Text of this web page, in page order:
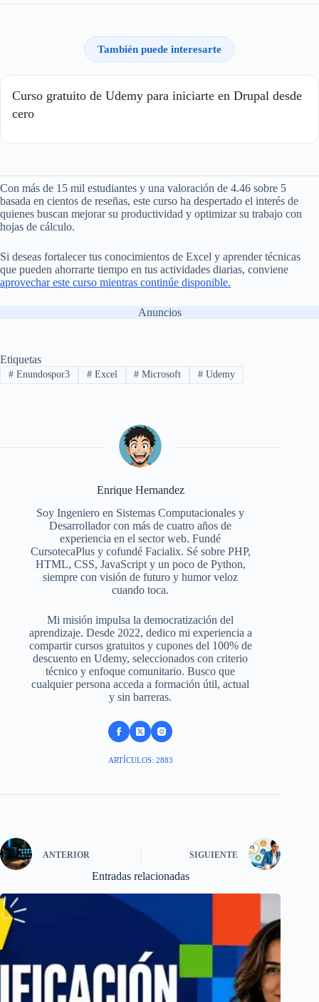
También puede interesarte
Curso gratuito de Udemy para iniciarte en Drupal desde
cero
Con más de 15 mil estudiantes y una valoración de 4.46 sobre 5
basada en cientos de reseñas, este curso ha despertado el interés de
quienes buscan mejorar su productividad y optimizar su trabajo con
hojas de cálculo.
Si deseas fortalecer tus conocimientos de Excel y aprender técnicas
que pueden ahorrarte tiempo en tus actividades diarias, conviene
aprovechar este curso mientras continúe disponible.
Anuncios
Etiquetas
#Enundospor3 #Excel # Microsoft # Udemy
Enrique Hernandez
Soy Ingeniero en Sistemas Computacionales y
Desarrollador con más de cuatro años de
experiencia en el sector web. Fundé
CursotecaPlus y cofundé Facialix. Sé sobre PHP,
HTML, CSS, JavaScript y un poco de Python,
siempre con visión de futuro y humor veloz
cuando toca.
Mi misión impulsa la democratización del
aprendizaje. Desde 2022, dedico mi experiencia a
compartir cursos gratuitos y cupones del 100% de
descuento en Udemy, seleccionados con criterio
técnico y enfoque comunitario. Busco que
cualquier persona acceda a formación útil, actual
y sin barreras.
ARTÍCULOS: 2883
ANTERIOR SIGUIENTE
Entradas relacionadas